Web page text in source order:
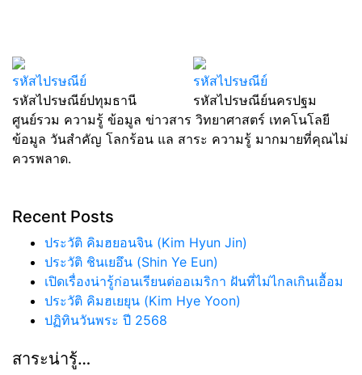
รหัสไปรษณีย์
รหัสไปรษณีย์ปทุมธานี
รหัสไปรษณีย์
รหัสไปรษณีย์นครปฐม
ศูนย์รวม ความรู้ ข้อมูล ข่าวสาร วิทยาศาสตร์ เทคโนโลยี
ข้อมูล วันสำคัญ โลกร้อน แล สาระ ความรู้ มากมายที่คุณไม่
ควรพลาด.
Recent Posts
ประวัติ คิมฮยอนจิน (Kim Hyun Jin)
ประวัติ ชินเยอึน (Shin Ye Eun)
เปิดเรื่องน่ารู้ก่อนเรียนต่ออเมริกา ฝันที่ไม่ไกลเกินเอื้อม
ประวัติ คิมฮเยยุน (Kim Hye Yoon)
ปฏิทินวันพระ ปี 2568
สาระน่ารู้…